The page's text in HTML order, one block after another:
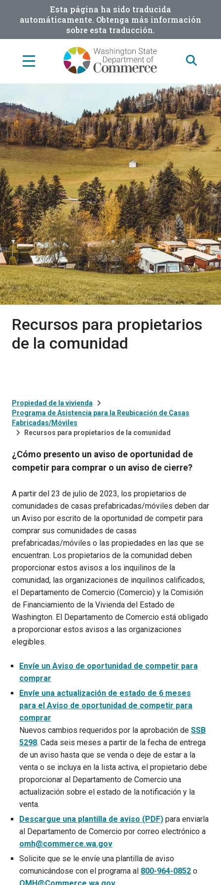
Esta página ha sido traducida
automáticamente. Obtenga más información
sobre esta traducción.
Recursos para propietarios
de la comunidad
Propiedad de la vivienda
Programa de Asistencia para la Reubicación de Casas
Fabricadas/Móviles
Recursos para propietarios de la comunidad
¿Cómo presento un aviso de oportunidad de
competir para comprar o un aviso de cierre?
A partir del 23 de julio de 2023, los propietarios de
comunidades de casas prefabricadas/móviles deben dar
un Aviso por escrito de la oportunidad de competir para
comprar sus comunidades de casas
prefabricadas/móviles o las propiedades en las que se
encuentran. Los propietarios de la comunidad deben
proporcionar estos avisos a los inquilinos de la
comunidad, las organizaciones de inquilinos calificados,
el Departamento de Comercio (Comercio) y la Comisión
de Financiamiento de la Vivienda del Estado de
Washington. El Departamento de Comercio está obligado
a proporcionar estos avisos a las organizaciones
elegibles.
Envíe un Aviso de oportunidad de competir para
comprar
Envíe una actualización de estado de 6 meses
para el Aviso de oportunidad de competir para
comprar
Nuevos cambios requeridos por la aprobación de SSB
5298. Cada seis meses a partir de la fecha de entrega
de un aviso hasta que se venda o deje de estar a la
venta o se incluya en la lista activa, el propietario debe
proporcionar al Departamento de Comercio una
actualización sobre el estado de la notificación y la
venta.
Descargue una plantilla de aviso (PDF) para enviarla
al Departamento de Comercio por correo electrónico a
omh@commerce.wa.gov
Solicite que se le envíe una plantilla de aviso
comunicándose con el programa al 800-964-0852 o